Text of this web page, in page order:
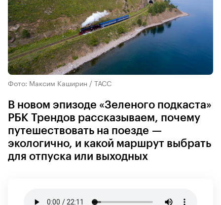
Фото: Максим Каширин / ТАСС
В новом эпизоде «Зеленого подкаста»
РБК Трендов рассказываем, почему
путешествовать на поезде —
экологично, и какой маршрут выбрать
для отпуска или выходных